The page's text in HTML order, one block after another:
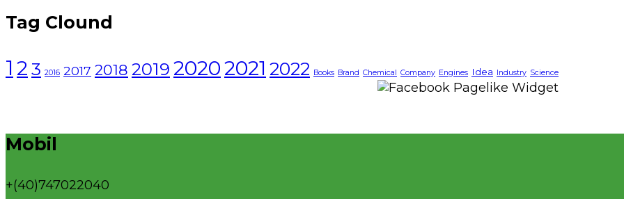
Tag Clound
1 2 3 2016 2017 2018 2019 20202021 2022 Books Brand Chemical Company Engines Idea Industry Science
Mobil
+(40)747022040